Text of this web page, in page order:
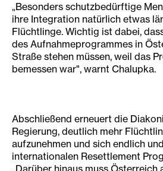
„Besonders schutzbedürftige
ihre Integration natürlich etwas
Flüchtlinge. Wichtig ist dabei,
des Aufnahmeprogrammes in
Straße stehen müssen, weil das
bemessen war", warnt Chalupka.
Abschließend erneuert die
Regierung, deutlich mehr
aufzunehmen und sich endlich
internationalen Resettlement
„Darüber hinaus muss Österreich